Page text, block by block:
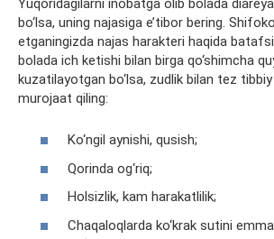
Yuqoridagilarni inobatga olib bolada
bo‘lsa, uning najasiga e’tibor bering.
etganingizda najas harakteri haqida
bolada ich ketishi bilan birga qo‘shimcha
kuzatilayotgan bo‘lsa, zudlik bilan tez
murojaat qiling:
Ko‘ngil aynishi, qusish;
Qorinda og‘riq;
Holsizlik, kam harakatlilik;
Chaqaloqlarda ko‘krak sutini